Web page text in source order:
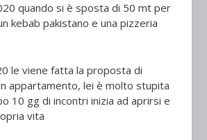
quando si è sposta di 50 mt per
kebab pakistano e una pizzeria
le viene fatta la proposta di
appartamento, lei è molto stupita
10 gg di incontri inizia ad aprirsi e
vita